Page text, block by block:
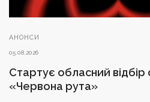
АНОНСИ
05.08.2026
Стартує обласний
«Червона рута»